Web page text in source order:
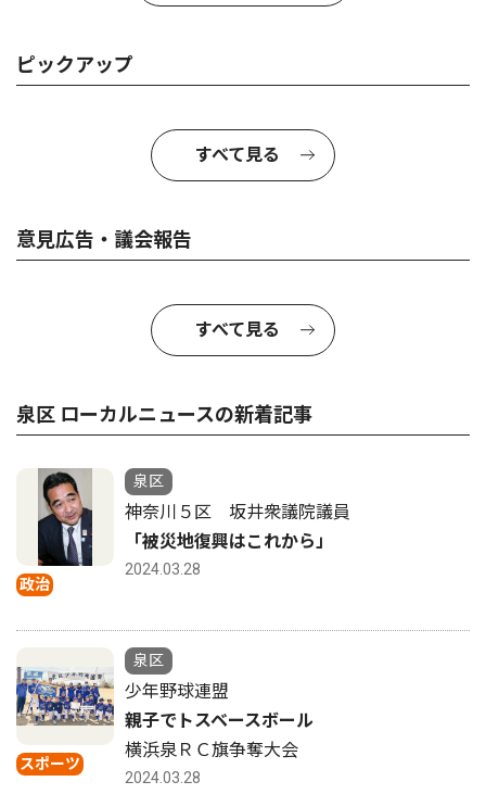
ピックアップ
すべて見る
意見広告・議会報告
すべて見る
泉区 ローカルニュースの新着記事
政治
泉区
神奈川５区 坂井衆議院議員
「被災地復興はこれから」
2024.03.28
スポーツ
泉区
少年野球連盟
親子でトスベースボール
横浜泉ＲＣ旗争奪大会
2024.03.28